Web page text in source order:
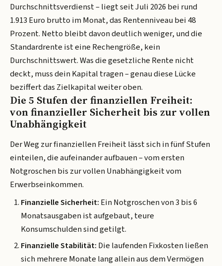
Durchschnittsverdienst – liegt seit Juli 2026 bei rund
1.913 Euro brutto im Monat, das Rentenniveau bei 48
Prozent. Netto bleibt davon deutlich weniger, und die
Standardrente ist eine Rechengröße, kein
Durchschnittswert. Was die gesetzliche Rente nicht
deckt, muss dein Kapital tragen – genau diese Lücke
beziffert das Zielkapital weiter oben.
Die 5 Stufen der finanziellen Freiheit:
von finanzieller Sicherheit bis zur vollen
Unabhängigkeit
Der Weg zur finanziellen Freiheit lässt sich in fünf Stufen
einteilen, die aufeinander aufbauen – vom ersten
Notgroschen bis zur vollen Unabhängigkeit vom
Erwerbseinkommen.
Finanzielle Sicherheit: Ein Notgroschen von 3 bis 6
Monatsausgaben ist aufgebaut, teure
Konsumschulden sind getilgt.
Finanzielle Stabilität: Die laufenden Fixkosten ließen
sich mehrere Monate lang allein aus dem Vermögen